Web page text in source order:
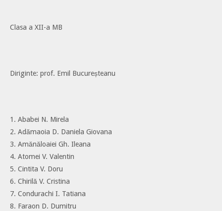
Clasa a XII-a MB
Diriginte: prof. Emil Bucureșteanu
1. Ababei N. Mirela
2. Adămaoia D. Daniela Giovana
3. Amănăloaiei Gh. Ileana
4. Atomei V. Valentin
5. Cintita V. Doru
6. Chirilă V. Cristina
7. Condurachi I. Tatiana
8. Faraon D. Dumitru